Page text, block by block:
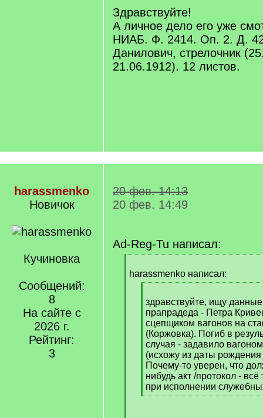
q
]
Здравствуйте!
А личное дело его уже
НИАБ. Ф. 2414. Оп. 2. Д.
Данилович, стрелочник
21.06.1912). 12 листов.
harassmenko
Новичок
Кучиновка
Сообщений:
8
На сайте с
2026 г.
Рейтинг:
3
20 фев. 14:13
20 фев. 14:49
Ad-Reg-Tu написал:
q
harassmenko написал:
q
]
здравствуйте, ищу
прапрадеда - Петра
сцепщиком вагонов на
(Коржовка). Погиб в
случая - задавило
(исхожу из даты
Почему-то уверен, что
нибудь акт /протокол - всё
при исполнении
[